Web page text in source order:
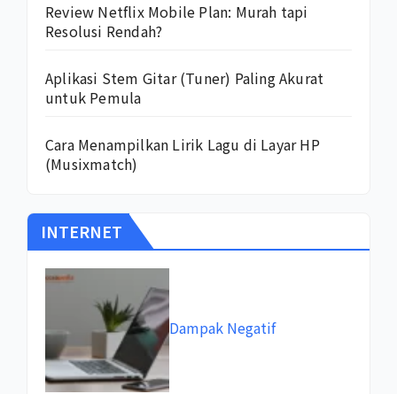
Review Netflix Mobile Plan: Murah tapi
Resolusi Rendah?
Aplikasi Stem Gitar (Tuner) Paling Akurat
untuk Pemula
Cara Menampilkan Lirik Lagu di Layar HP
(Musixmatch)
INTERNET
Dampak Negatif